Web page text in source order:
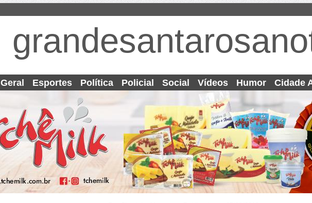
Geral Esportes Política Policial Social Vídeos Humor Cidade